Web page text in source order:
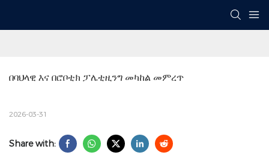
በባህላዊ እና በሮቦቲክ ፓሌቲዚንግ መካከል መምረጥ
2026-03-31
Share with: